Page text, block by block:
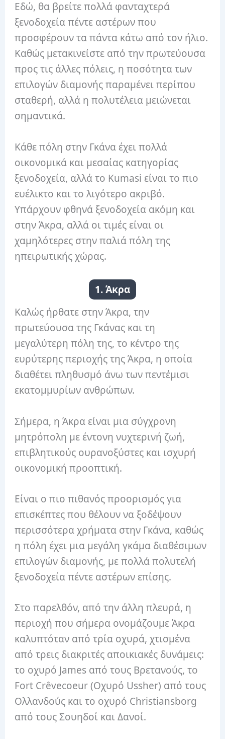
Εδώ, θα βρείτε πολλά φανταχτερά
ξενοδοχεία πέντε αστέρων που
προσφέρουν τα πάντα κάτω από τον ήλιο.
Καθώς μετακινείστε από την πρωτεύουσα
προς τις άλλες πόλεις, η ποσότητα των
επιλογών διαμονής παραμένει περίπου
σταθερή, αλλά η πολυτέλεια μειώνεται
σημαντικά.
Κάθε πόλη στην Γκάνα έχει πολλά
οικονομικά και μεσαίας κατηγορίας
ξενοδοχεία, αλλά το Kumasi είναι το πιο
ευέλικτο και το λιγότερο ακριβό.
Υπάρχουν φθηνά ξενοδοχεία ακόμη και
στην Άκρα, αλλά οι τιμές είναι οι
χαμηλότερες στην παλιά πόλη της
ηπειρωτικής χώρας.
1. Άκρα
Καλώς ήρθατε στην Άκρα, την
πρωτεύουσα της Γκάνας και τη
μεγαλύτερη πόλη της, το κέντρο της
ευρύτερης περιοχής της Άκρα, η οποία
διαθέτει πληθυσμό άνω των πεντέμισι
εκατομμυρίων ανθρώπων.
Σήμερα, η Άκρα είναι μια σύγχρονη
μητρόπολη με έντονη νυχτερινή ζωή,
επιβλητικούς ουρανοξύστες και ισχυρή
οικονομική προοπτική.
Είναι ο πιο πιθανός προορισμός για
επισκέπτες που θέλουν να ξοδέψουν
περισσότερα χρήματα στην Γκάνα, καθώς
η πόλη έχει μια μεγάλη γκάμα διαθέσιμων
επιλογών διαμονής, με πολλά πολυτελή
ξενοδοχεία πέντε αστέρων επίσης.
Στο παρελθόν, από την άλλη πλευρά, η
περιοχή που σήμερα ονομάζουμε Άκρα
καλυπτόταν από τρία οχυρά, χτισμένα
από τρεις διακριτές αποικιακές δυνάμεις:
το οχυρό James από τους Βρετανούς, το
Fort Crêvecoeur (Οχυρό Ussher) από τους
Ολλανδούς και το οχυρό Christiansborg
από τους Σουηδοί και Δανοί.